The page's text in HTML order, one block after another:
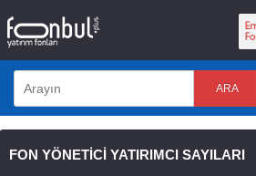
ARA
FON YÖNETİCİ YATIRIMCI SAYILARI